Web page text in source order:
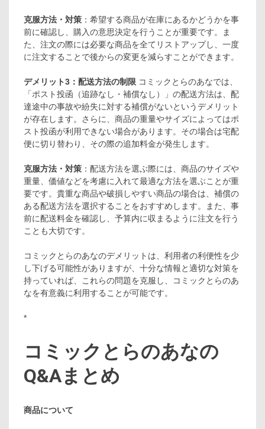
克服方法・対策 ：希望する商品が在庫にあるかどうかを事
前に確認し、購入の意思決定を行うことが重要です。ま
た、注文の際には必要な商品を全てリストアップし、一度
に注文することで後からの変更を減らすことができます。
デメリット3：配送方法の制限 コミックとらのあなでは、
「ポスト投函（追跡なし・補償なし）」の配送方法は、配
達途中の事故や紛失に対する補償がないというデメリット
が存在します。さらに、商品の重量やサイズによってはポ
スト投函が利用できない場合があります。その場合は宅配
便に切り替わり、その際の追加料金が発生します。
克服方法・対策 ：配送方法を選ぶ際には、商品のサイズや
重量、価値などを考慮に入れて最適な方法を選ぶことが重
要です。貴重な商品や破損しやすい商品の場合は、補償の
ある配送方法を選択することをおすすめします。また、事
前に配送料金を確認し、予算内に収まるように注文を行う
ことも大切です。
コミックとらのあなのデメリットは、利用者の利便性を少
し下げる可能性がありますが、十分な情報と適切な対策を
持っていれば、これらの問題を克服し、コミックとらのあ
なを有意義に利用することが可能です。
*
コミックとらのあなの
Q&Aまとめ
商品について